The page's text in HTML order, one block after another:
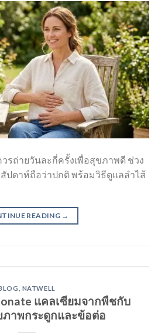
รถ่ายวันละกี่ครั้งเพื่อสุขภาพดี ช่วง
สัปดาห์ถือว่าปกติ พร้อมวิธีดูแลลำไส้
READING →
NATWELL
แคลเซียมจากพืชกับ
าพกระดูกและข้อต่อ